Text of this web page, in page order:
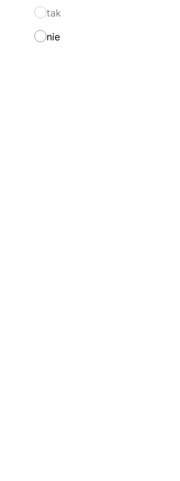
tak
nie